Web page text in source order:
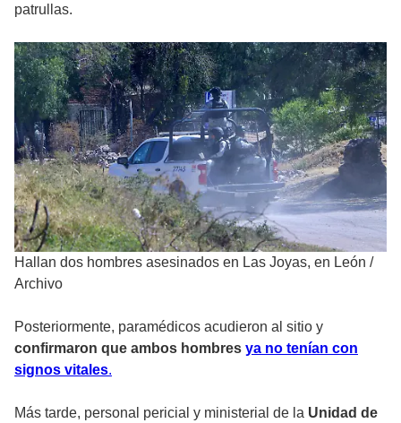
patrullas.
Hallan dos hombres asesinados en Las Joyas, en León /
Archivo
Posteriormente, paramédicos acudieron al sitio y
confirmaron que ambos hombres ya no tenían con
signos vitales.
Más tarde, personal pericial y ministerial de la Unidad de